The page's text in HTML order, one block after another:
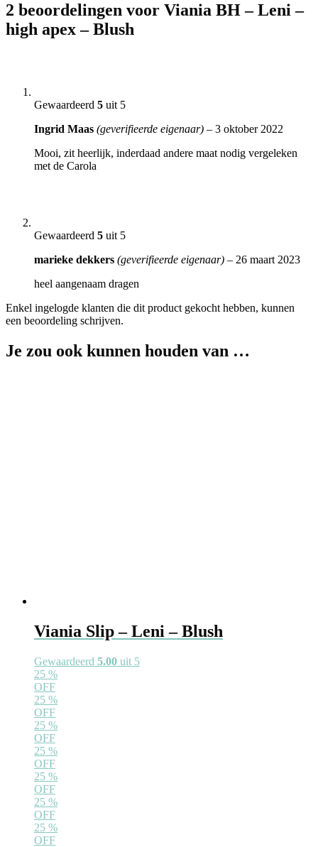
2 beoordelingen voor Viania BH – Leni –
high apex – Blush
Gewaardeerd 5 uit 5
Ingrid Maas (geverifieerde eigenaar) – 3 oktober 2022
Mooi, zit heerlijk, inderdaad andere maat nodig vergeleken
met de Carola
Gewaardeerd 5 uit 5
marieke dekkers (geverifieerde eigenaar) – 26 maart 2023
heel aangenaam dragen
Enkel ingelogde klanten die dit product gekocht hebben, kunnen
een beoordeling schrijven.
Je zou ook kunnen houden van …
Viania Slip – Leni – Blush
Gewaardeerd 5.00 uit 5
25 %
OFF
25 %
OFF
25 %
OFF
25 %
OFF
25 %
OFF
25 %
OFF
25 %
OFF